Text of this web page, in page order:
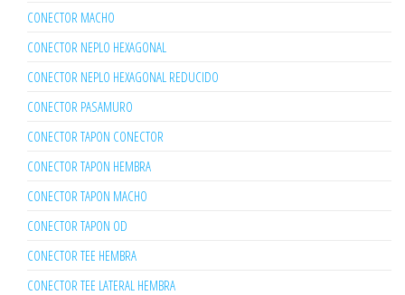
CONECTOR MACHO
CONECTOR NEPLO HEXAGONAL
CONECTOR NEPLO HEXAGONAL REDUCIDO
CONECTOR PASAMURO
CONECTOR TAPON CONECTOR
CONECTOR TAPON HEMBRA
CONECTOR TAPON MACHO
CONECTOR TAPON OD
CONECTOR TEE HEMBRA
CONECTOR TEE LATERAL HEMBRA